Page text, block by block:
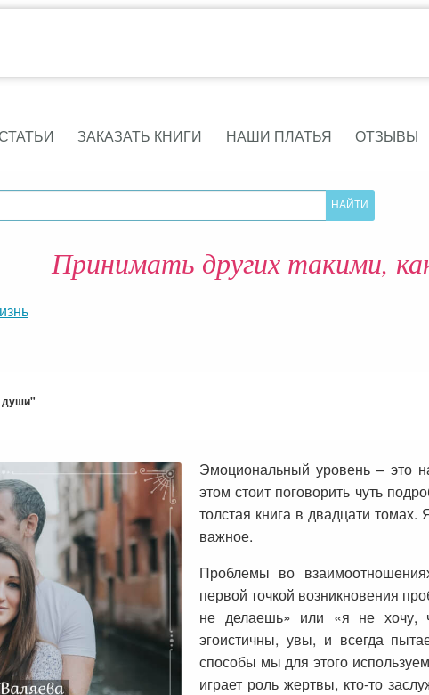
ЗАКАЗАТЬ КНИГИ НАШИ ПЛАТЬЯ ОТЗЫВЫ
Принимать других такими,
души"
Эмоциональный уровень – это
этом стоит поговорить чуть
толстая книга в двадцати
важное.
Проблемы во
первой точкой возникновения
не делаешь» или «я не
эгоистичны, увы, и всегда
способы мы для этого
играет роль жертвы, кто-то